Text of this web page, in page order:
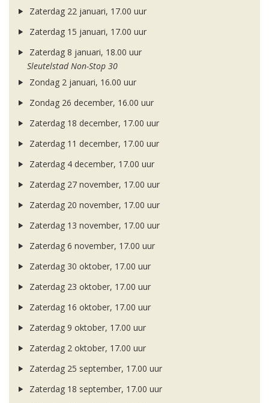
Zaterdag 22 januari, 17.00 uur
Zaterdag 15 januari, 17.00 uur
Zaterdag 8 januari, 18.00 uur
Sleutelstad Non-Stop 30
Zondag 2 januari, 16.00 uur
Zondag 26 december, 16.00 uur
Zaterdag 18 december, 17.00 uur
Zaterdag 11 december, 17.00 uur
Zaterdag 4 december, 17.00 uur
Zaterdag 27 november, 17.00 uur
Zaterdag 20 november, 17.00 uur
Zaterdag 13 november, 17.00 uur
Zaterdag 6 november, 17.00 uur
Zaterdag 30 oktober, 17.00 uur
Zaterdag 23 oktober, 17.00 uur
Zaterdag 16 oktober, 17.00 uur
Zaterdag 9 oktober, 17.00 uur
Zaterdag 2 oktober, 17.00 uur
Zaterdag 25 september, 17.00 uur
Zaterdag 18 september, 17.00 uur